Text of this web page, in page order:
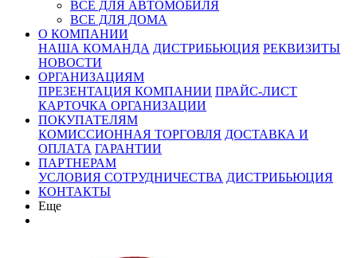
ВСЕ ДЛЯ АВТОМОБИЛЯ
ВСЕ ДЛЯ ДОМА
О КОМПАНИИ
НАША КОМАНДА ДИСТРИБЬЮЦИЯ РЕКВИЗИТЫ
НОВОСТИ
ОРГАНИЗАЦИЯМ
ПРЕЗЕНТАЦИЯ КОМПАНИИ ПРАЙС-ЛИСТ
КАРТОЧКА ОРГАНИЗАЦИИ
ПОКУПАТЕЛЯМ
КОМИССИОННАЯ ТОРГОВЛЯ ДОСТАВКА И
ОПЛАТА ГАРАНТИИ
ПАРТНЕРАМ
УСЛОВИЯ СОТРУДНИЧЕСТВА ДИСТРИБЬЮЦИЯ
КОНТАКТЫ
Еще